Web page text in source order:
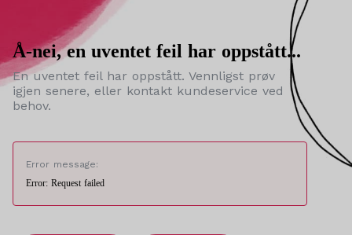
Å-nei, en uventet feil har oppstått...
En uventet feil har oppstått. Vennligst prøv
igjen senere, eller kontakt kundeservice ved
behov.
Error message:
Error: Request failed